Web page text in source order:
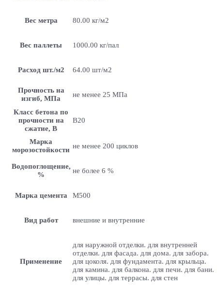
Вес метра 80.00 кг/м2
Вес паллеты 1000.00 кг/пал
Расход шт./м2 64.00 шт/м2
Прочность на
изгиб, МПа
не менее 25 МПа
Класс бетона по
прочности на
сжатие, В
B20
Марка
морозостойкости не менее 200 циклов
Водопоглощение,
%
не более 6 %
Марка цемента M500
Вид работ внешние и внутренние
Применение
для наружной отделки. для внутренней
отделки. для фасада. для дома. для забора.
для цоколя. для фундамента. для крыльца.
для камина. для балкона. для печи. для бани.
для улицы. для террасы. для стен